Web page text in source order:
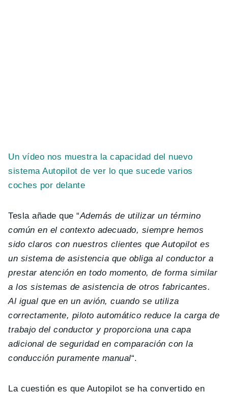
Un vídeo nos muestra la capacidad del nuevo
sistema Autopilot de ver lo que sucede varios
coches por delante
Tesla añade que “Además de utilizar un término
común en el contexto adecuado, siempre hemos
sido claros con nuestros clientes que Autopilot es
un sistema de asistencia que obliga al conductor a
prestar atención en todo momento, de forma similar
a los sistemas de asistencia de otros fabricantes.
Al igual que en un avión, cuando se utiliza
correctamente, piloto automático reduce la carga de
trabajo del conductor y proporciona una capa
adicional de seguridad en comparación con la
conducción puramente manual“.
La cuestión es que Autopilot se ha convertido en